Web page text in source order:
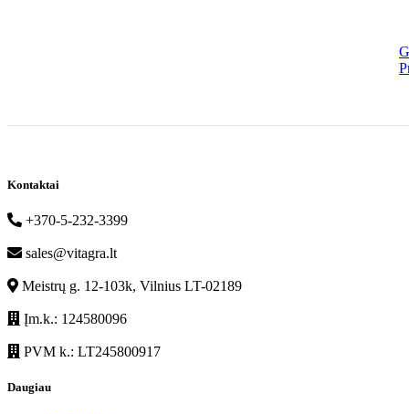
Kontaktai
+370-5-232-3399
sales@vitagra.lt
Meistrų g. 12-103k, Vilnius LT-02189
Įm.k.: 124580096
PVM k.: LT245800917
Daugiau